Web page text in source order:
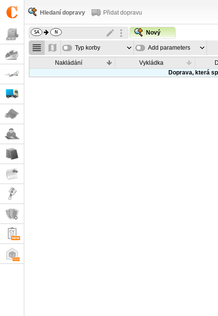
Hledaní dopravy Přidat dopravu
Nový
Typ korby Add parameters
Nakládání Vykládka
Doprava, která